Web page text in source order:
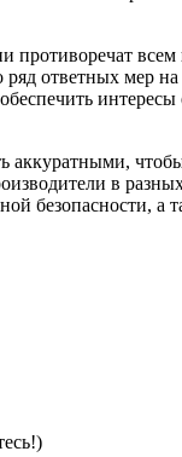
ряд ответных мер
интересы
аккуратными,
в
безопасности,